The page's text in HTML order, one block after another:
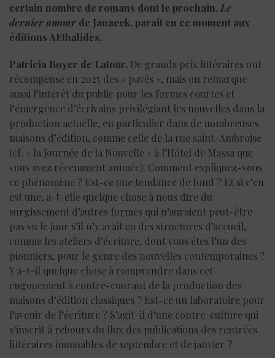
certain nombre de romans dont le prochain, Le
dernier amour de Janacek, parait en ce moment aux
éditions AEthalidès.
Patricia Boyer de Latour. De grands prix littéraires ont
récompensé en 2025 des « pavés », mais on remarque
aussi l’intérêt du public pour les formes courtes et
l’émergence d’écrivains privilégiant les nouvelles dans la
production actuelle, en particulier dans de nombreuses
maisons d’édition, comme celle de la rue saint-Ambroise
(cf. « la Journée de la Nouvelle » à l’Hôtel de Massa que
vous avez récemment animée). Comment expliquez-vous
ce phénomène ? Est-ce une tendance de fond ? Et si c’en
est une, a-t-elle quelque chose à nous dire du
surgissement d’autres formes qui n’auraient peut-être
pas vu le jour s’il n’y avait eu des structures d’accueil,
comme les ateliers d’écriture, dont vous êtes l’un des
pionniers, pour le genre des nouvelles contemporaines ?
Y a-t-il quelque chose à comprendre dans cet
engouement à contre-courant de la production des
maisons d’édition classiques ? Est-ce un laboratoire pour
l’avenir de l’écriture ? S’agit-il d’une contre-culture qui
s’inscrit à rebours du flux des publications des rentrées
littéraires immuables de septembre et de janvier ?